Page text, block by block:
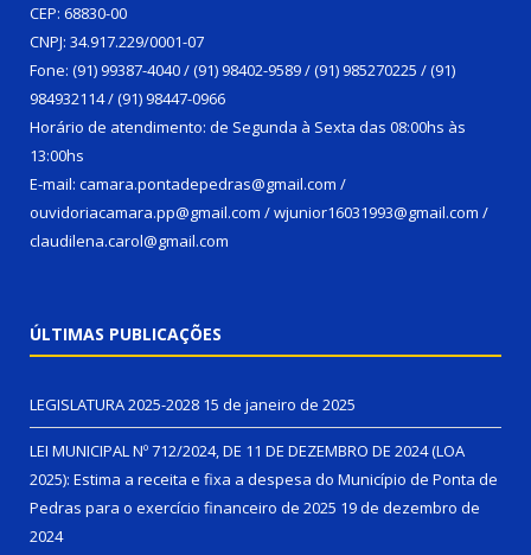
CEP: 68830-00
CNPJ: 34.917.229/0001-07
Fone: (91) 99387-4040 / (91) 98402-9589 / (91) 985270225 / (91)
984932114 / (91) 98447-0966
Horário de atendimento: de Segunda à Sexta das 08:00hs às
13:00hs
E-mail: camara.pontadepedras@gmail.com /
ouvidoriacamara.pp@gmail.com / wjunior16031993@gmail.com /
claudilena.carol@gmail.com
ÚLTIMAS PUBLICAÇÕES
LEGISLATURA 2025-2028 15 de janeiro de 2025
LEI MUNICIPAL Nº 712/2024, DE 11 DE DEZEMBRO DE 2024 (LOA
2025): Estima a receita e fixa a despesa do Município de Ponta de
Pedras para o exercício financeiro de 2025 19 de dezembro de
2024